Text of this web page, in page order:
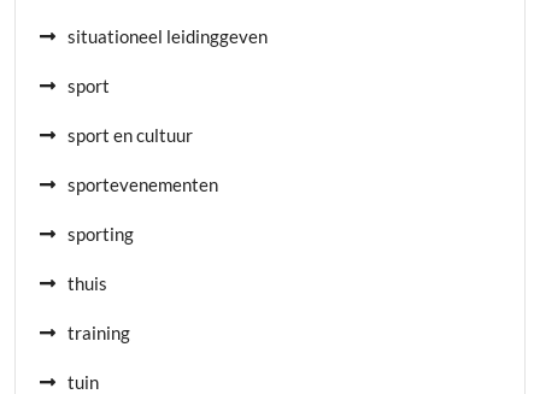
situationeel leidinggeven
sport
sport en cultuur
sportevenementen
sporting
thuis
training
tuin